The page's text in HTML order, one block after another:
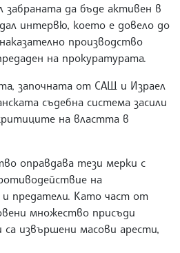
забраната да бъде активен в
интервю, което е довело до
производство
на прокуратурата.
започната от САЩ и Израел
съдебна система засили
на властта в
оправдава тези мерки с
на
и предатели. Като част от
множество присъди
извършени масови арести,